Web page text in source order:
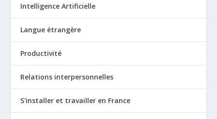
Intelligence Artificielle
Langue étrangère
Productivité
Relations interpersonnelles
S'installer et travailler en France